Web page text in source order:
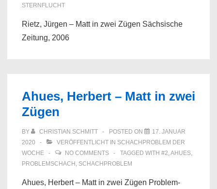
STERNFLUCHT
Rietz, Jürgen – Matt in zwei Zügen Sächsische
Zeitung, 2006
Ahues, Herbert – Matt in zwei
Zügen
BY CHRISTIAN SCHMITT POSTED ON
17. JANUAR
2020
VERÖFFENTLICHT IN SCHACHPROBLEM DER
WOCHE
NO COMMENTS TAGGED WITH #2,AHUES,
PROBLEMSCHACH , SCHACHPROBLEM
Ahues, Herbert – Matt in zwei Zügen Problem-